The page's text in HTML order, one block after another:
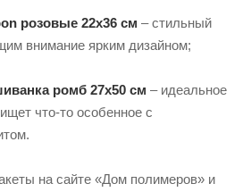
розовые 22х36 см – стильный
внимание ярким дизайном;
ромб 27х50 см – идеальное
что-то особенное с
на сайте «Дом полимеров» и